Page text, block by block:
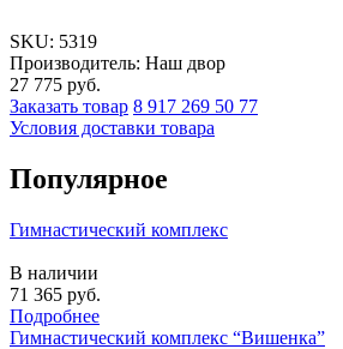
SKU: 5319
Производитель: Наш двор
27 775 руб.
Заказать товар 8 917 269 50 77
Условия доставки товара
Популярное
Гимнастический комплекс
В наличии
71 365 руб.
Подробнее
Гимнастический комплекс “Вишенка”